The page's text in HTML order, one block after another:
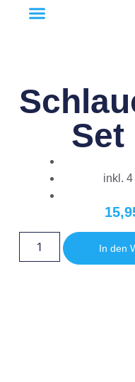
Set
inkl.
In den